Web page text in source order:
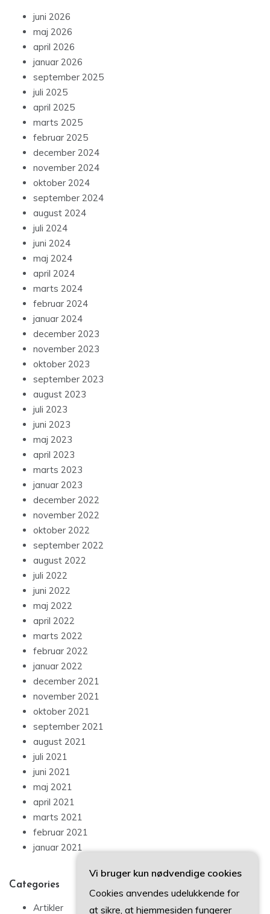
juni 2026
maj 2026
april 2026
januar 2026
september 2025
juli 2025
april 2025
marts 2025
februar 2025
december 2024
november 2024
oktober 2024
september 2024
august 2024
juli 2024
juni 2024
maj 2024
april 2024
marts 2024
februar 2024
januar 2024
december 2023
november 2023
oktober 2023
september 2023
august 2023
juli 2023
juni 2023
maj 2023
april 2023
marts 2023
januar 2023
december 2022
november 2022
oktober 2022
september 2022
august 2022
juli 2022
juni 2022
maj 2022
april 2022
marts 2022
februar 2022
januar 2022
december 2021
november 2021
oktober 2021
september 2021
august 2021
juli 2021
juni 2021
maj 2021
april 2021
marts 2021
februar 2021
januar 2021
Categories
Artikler
Vi bruger kun nødvendige cookies
Cookies anvendes udelukkende for
at sikre, at hjemmesiden fungerer